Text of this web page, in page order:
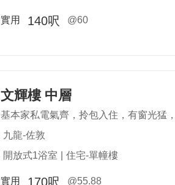
實用 140呎 @60
文輝樓 中層
基本家私電氣齊，拎包入住，有窗光猛
九龍-佐敦
開放式1浴室
住宅-單幢樓
實用 170呎 @55.88